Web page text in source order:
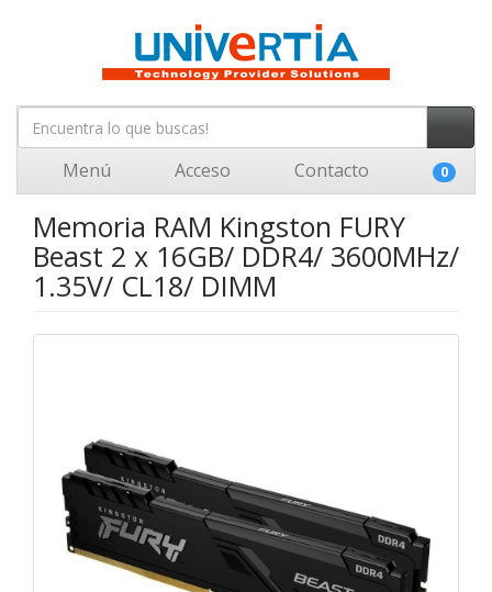
Menú Acceso Contacto 0
Memoria RAM Kingston FURY
Beast 2 x 16GB/ DDR4/ 3600MHz/
1.35V/ CL18/ DIMM